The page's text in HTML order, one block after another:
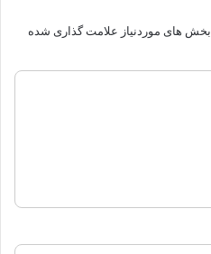
بخش های موردنیاز علامت گذاری شده